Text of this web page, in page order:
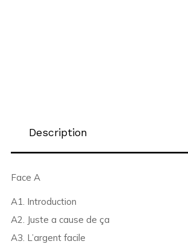
Description
Face A
A1. Introduction
A2. Juste a cause de ça
A3. L’argent facile